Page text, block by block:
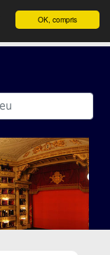
OK, compris